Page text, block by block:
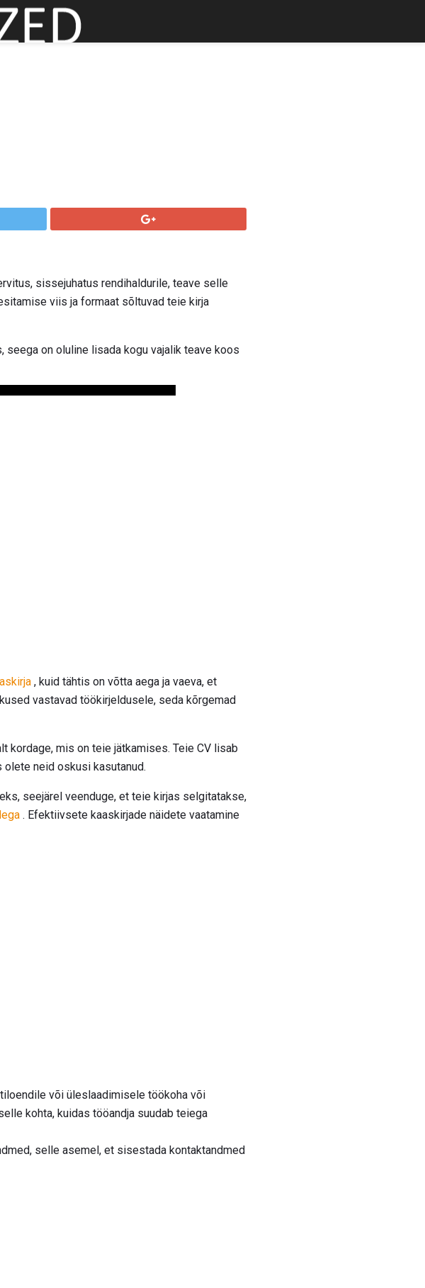
sissejuhatus rendihaldurile, teave selle
viis ja formaat sõltuvad teie kirja
seega on oluline lisada kogu vajalik teave koos
, kuid tähtis on võtta aega ja vaeva, et
vastavad töökirjeldusele, seda kõrgemad
kordage, mis on teie jätkamises. Teie CV lisab
neid oskusi kasutanud.
seejärel veenduge, et teie kirjas selgitatakse,
. Efektiivsete kaaskirjade näidete vaatamine
või üleslaadimisele töökoha või
kohta, kuidas tööandja suudab teiega
selle asemel, et sisestada kontaktandmed